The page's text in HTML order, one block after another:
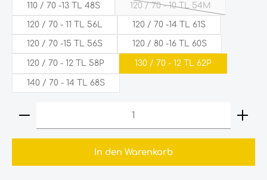
110 / 70 -13 TL 48S 120 / 70 - 10 TL 54M
(Diese Option ist zurzeit
120 / 70 - 11 TL 56L 120 / 70 -14 TL 61S
120 / 70 -15 TL 56S 120 / 80 -16 TL 60S
120‎ /‎ 70‎ - 12 TL 58P 130 / 70 - 12 TL 62P
140 / 70 - 14 TL 68S
Produkt Anzahl: Gib den gewünschten Wert
In den Warenkorb